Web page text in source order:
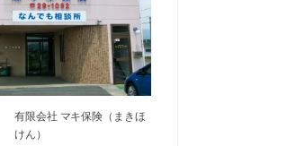
有限会社 マキ保険（まきほ
けん）